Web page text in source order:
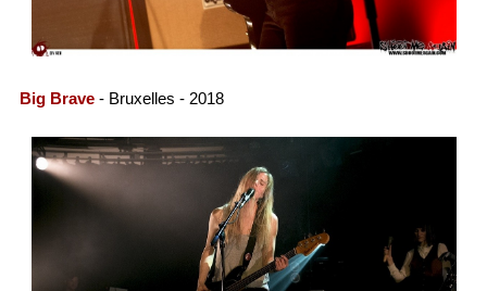
Big Brave- Bruxelles - 2018